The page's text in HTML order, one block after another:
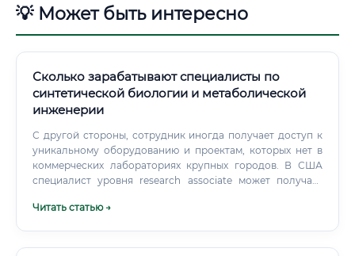
💡 Может быть интересно
Сколько зарабатывают специалисты по
синтетической биологии и метаболической
инженерии
С другой стороны, сотрудник иногда получает доступ к
уникальному оборудованию и проектам, которых нет в
коммерческих лабораториях крупных городов. В США
специалист уровня research associate может получать
направлений и специалисты по масштабированию могут
Читать статью →